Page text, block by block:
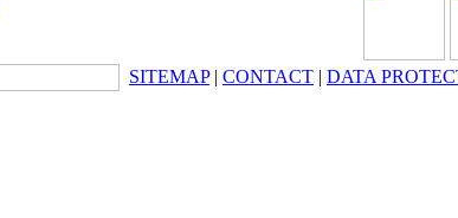
SITEMAP| CONTACT | DATA